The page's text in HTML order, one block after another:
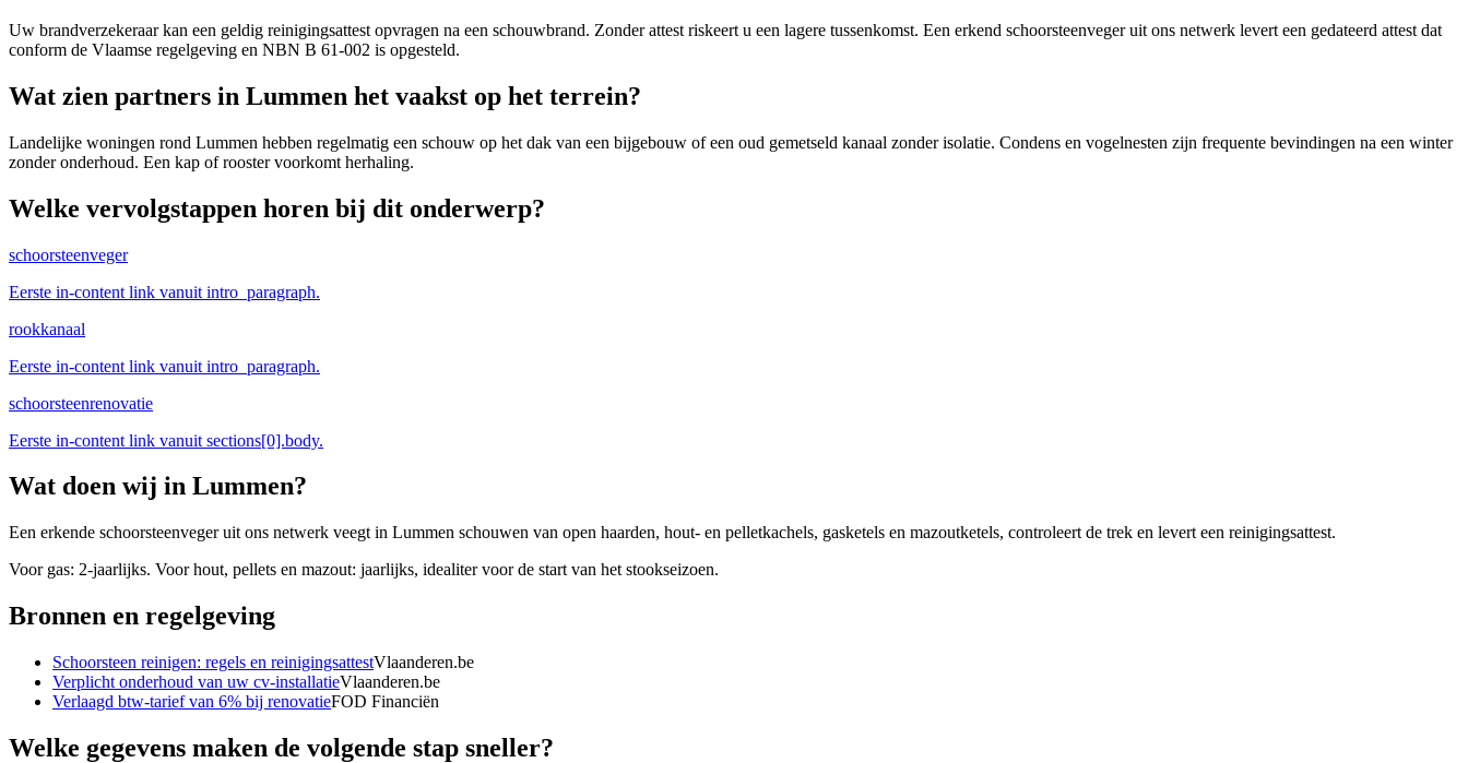
Uw brandverzekeraar kan een geldig reinigingsattest opvragen na een schouwbrand. Zonder attest riskeert u een lagere tussenkomst. Een erkend schoorsteenveger uit ons netwerk levert een gedateerd attest dat
conform de Vlaamse regelgeving en NBN B 61-002 is opgesteld.
Wat zien partners in Lummen het vaakst op het terrein?
Landelijke woningen rond Lummen hebben regelmatig een schouw op het dak van een bijgebouw of een oud gemetseld kanaal zonder isolatie. Condens en vogelnesten zijn frequente bevindingen na een winter
zonder onderhoud. Een kap of rooster voorkomt herhaling.
Welke vervolgstappen horen bij dit onderwerp?
schoorsteenveger
Eerste in-content link vanuit intro_paragraph.
rookkanaal
Eerste in-content link vanuit intro_paragraph.
schoorsteenrenovatie
Eerste in-content link vanuit sections[0].body.
Wat doen wij in Lummen?
Een erkende schoorsteenveger uit ons netwerk veegt in Lummen schouwen van open haarden, hout- en pelletkachels, gasketels en mazoutketels, controleert de trek en levert een reinigingsattest.
Voor gas: 2-jaarlijks. Voor hout, pellets en mazout: jaarlijks, idealiter voor de start van het stookseizoen.
Bronnen en regelgeving
Schoorsteen reinigen: regels en reinigingsattestVlaanderen.be
Verplicht onderhoud van uw cv-installatieVlaanderen.be
Verlaagd btw-tarief van 6% bij renovatieFOD Financiën
Welke gegevens maken de volgende stap sneller?